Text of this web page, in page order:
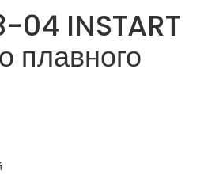
INSTART
плавного